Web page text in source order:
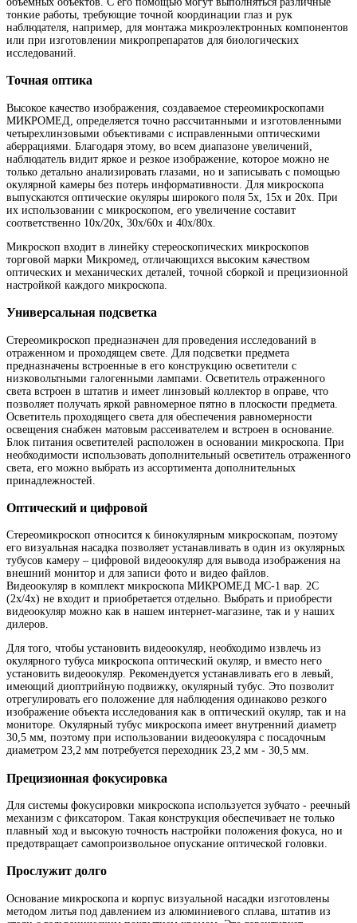
тонкие работы, требующие точной координации глаз и рук
наблюдателя, например, для монтажа микроэлектронных компонентов
или при изготовлении микропрепаратов для биологических
исследований.
Точная оптика
Высокое качество изображения, создаваемое стереомикроскопами
МИКРОМЕД, определяется точно рассчитанными и изготовленными
четырехлинзовыми объективами с исправленными оптическими
аберрациями. Благодаря этому, во всем диапазоне увеличений,
наблюдатель видит яркое и резкое изображение, которое можно не
только детально анализировать глазами, но и записывать с помощью
окулярной камеры без потерь информативности. Для микроскопа
выпускаются оптические окуляры широкого поля 5х, 15х и 20х. При
их использовании с микроскопом, его увеличение составит
соответственно 10х/20х, 30х/60х и 40х/80х.
Микроскоп входит в линейку стереоскопических микроскопов
торговой марки Микромед, отличающихся высоким качеством
оптических и механических деталей, точной сборкой и прецизионной
настройкой каждого микроскопа.
Универсальная подсветка
Стереомикроскоп предназначен для проведения исследований в
отраженном и проходящем свете. Для подсветки предмета
предназначены встроенные в его конструкцию осветители с
низковольтными галогенными лампами. Осветитель отраженного
света встроен в штатив и имеет линзовый коллектор в оправе, что
позволяет получать яркой равномерное пятно в плоскости предмета.
Осветитель проходящего света для обеспечения равномерности
освещения снабжен матовым рассеивателем и встроен в основание.
Блок питания осветителей расположен в основании микроскопа. При
необходимости использовать дополнительный осветитель отраженного
света, его можно выбрать из ассортимента дополнительных
принадлежностей.
Оптический и цифровой
Стереомикроскоп относится к бинокулярным микроскопам, поэтому
его визуальная насадка позволяет устанавливать в один из окулярных
тубусов камеру – цифровой видеоокуляр для вывода изображения на
внешний монитор и для записи фото и видео файлов.
Видеоокуляр в комплект микроскопа МИКРОМЕД МС-1 вар. 2С
(2х/4х) не входит и приобретается отдельно. Выбрать и приобрести
видеоокуляр можно как в нашем интернет-магазине, так и у наших
дилеров.
Для того, чтобы установить видеоокуляр, необходимо извлечь из
окулярного тубуса микроскопа оптический окуляр, и вместо него
установить видеоокуляр. Рекомендуется устанавливать его в левый,
имеющий диоптрийную подвижку, окулярный тубус. Это позволит
отрегулировать его положение для наблюдения одинаково резкого
изображение объекта исследования как в оптический окуляр, так и на
мониторе. Окулярный тубус микроскопа имеет внутренний диаметр
30,5 мм, поэтому при использовании видеоокуляра с посадочным
диаметром 23,2 мм потребуется переходник 23,2 мм - 30,5 мм.
Прецизионная фокусировка
Для системы фокусировки микроскопа используется зубчато - реечный
механизм с фиксатором. Такая конструкция обеспечивает не только
плавный ход и высокую точность настройки положения фокуса, но и
предотвращает самопроизвольное опускание оптической головки.
Прослужит долго
Основание микроскопа и корпус визуальной насадки изготовлены
методом литья под давлением из алюминиевого сплава, штатив из